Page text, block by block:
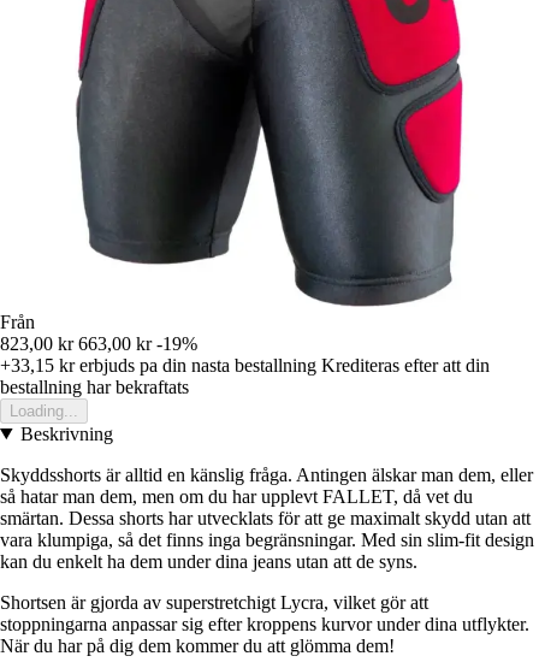
Från
823,00 kr 663,00 kr -19%
+33,15 krerbjuds pa din nasta bestallning Krediteras efter att din
bestallning har bekraftats
Loading...
Beskrivning
Skyddsshorts är alltid en känslig fråga. Antingen älskar man dem, eller
så hatar man dem, men om du har upplevt FALLET, då vet du
smärtan. Dessa shorts har utvecklats för att ge maximalt skydd utan att
vara klumpiga, så det finns inga begränsningar. Med sin slim-fit design
kan du enkelt ha dem under dina jeans utan att de syns.
Shortsen är gjorda av superstretchigt Lycra, vilket gör att
stoppningarna anpassar sig efter kroppens kurvor under dina utflykter.
När du har på dig dem kommer du att glömma dem!